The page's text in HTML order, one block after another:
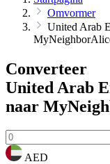
Omvormer
United Arab
Converteer
United Arab
naar
AED